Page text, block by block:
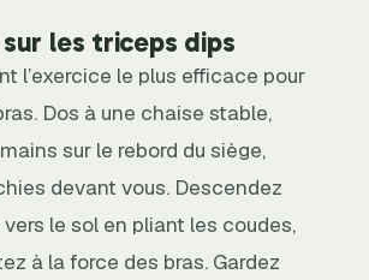
les triceps dips
l’exercice le plus efficace pour
Dos à une chaise stable,
sur le rebord du siège,
devant vous. Descendez
le sol en pliant les coudes,
à la force des bras. Gardez